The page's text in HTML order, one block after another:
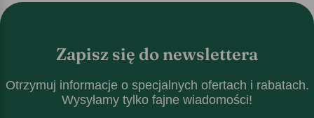
Zapisz się do newslettera
Otrzymuj informacje o specjalnych ofertach i rabatach.
Wysyłamy tylko fajne wiadomości!